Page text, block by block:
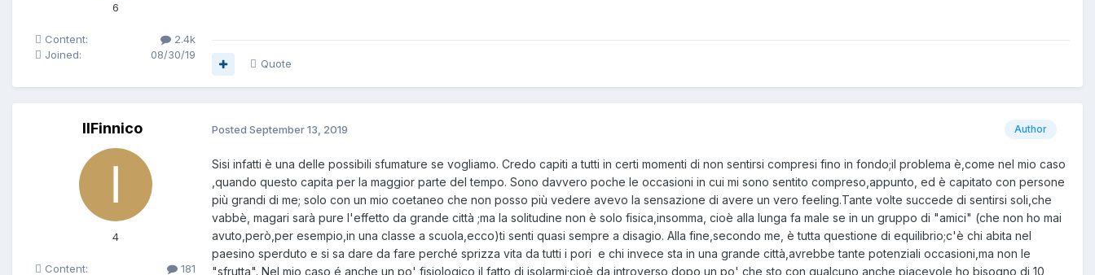
6
Content:
2.4k
Joined:
08/30/19
Quote
IlFinnico
4
Content:
181
Author
Posted September 13, 2019
Sisi infatti è una delle possibili sfumature se vogliamo. Credo capiti a tutti in certi momenti di non sentirsi compresi fino in fondo;il problema è,come nel mio caso
,quando questo capita per la maggior parte del tempo. Sono davvero poche le occasioni in cui mi sono sentito compreso,appunto, ed è capitato con persone
più grandi di me; solo con un mio coetaneo che non posso più vedere avevo la sensazione di avere un vero feeling.Tante volte succede di sentirsi soli,che
vabbè, magari sarà pure l'effetto da grande città ;ma la solitudine non è solo fisica,insomma, cioè alla lunga fa male se in un gruppo di "amici" (che non ho mai
avuto,però,per esempio,in una classe a scuola,ecco)ti senti quasi sempre a disagio. Alla fine,secondo me, è tutta questione di equilibrio;c'è chi abita nel
paesino sperduto e si sa dare da fare perché sprizza vita da tutti i pori e chi invece sta in una grande città,avrebbe tante potenziali occasioni,ma non le
"sfrutta". Nel mio caso é anche un po' fisiologico il fatto di isolarmi;cioè,da introverso dopo un po' che sto con qualcuno,anche piacevole,ho bisogno di 10